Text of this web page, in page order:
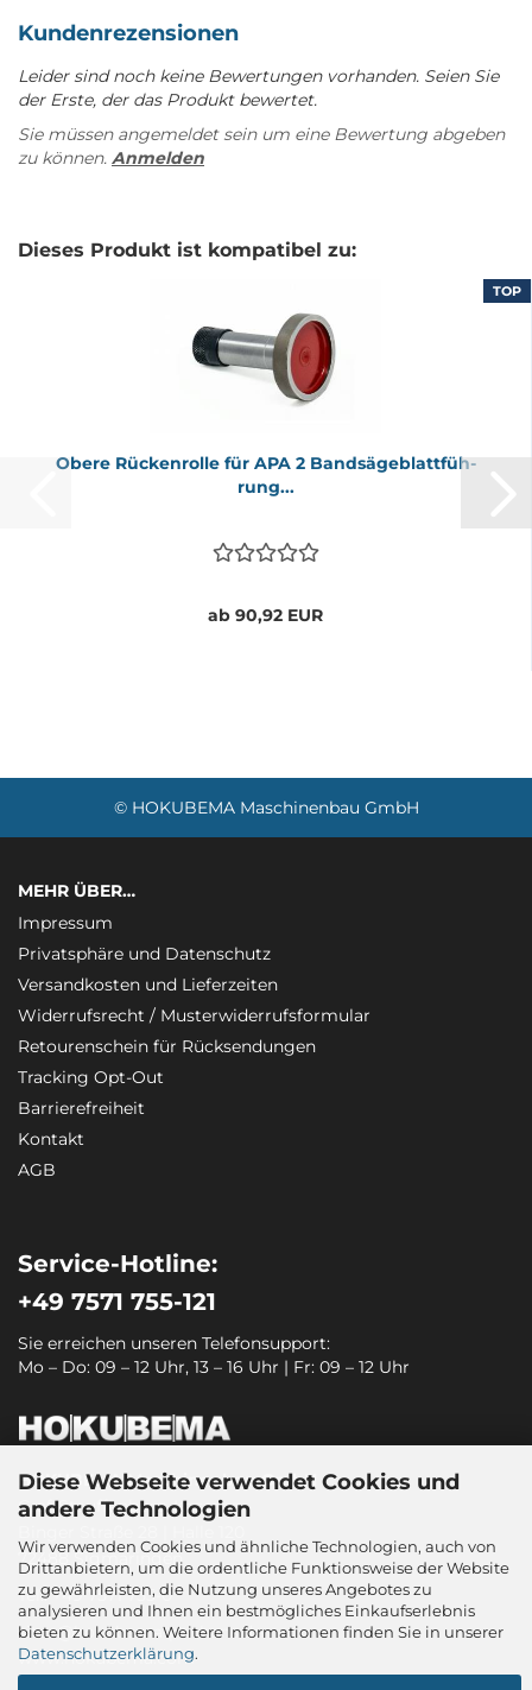
Diese Webseite verwendet Cookies und
andere Technologien
Wir verwenden Cookies und ähnliche Technologien, auch von
Drittanbietern, um die ordentliche Funktionsweise der Website
zu gewährleisten, die Nutzung unseres Angebotes zu
analysieren und Ihnen ein bestmögliches Einkaufserlebnis
bieten zu können. Weitere Informationen finden Sie in unserer
Datenschutzerklärung.
Kundenrezensionen
Leider sind noch keine Bewertungen vorhanden. Seien Sie
der Erste, der das Produkt bewertet.
Sie müssen angemeldet sein um eine Bewertung abgeben
zu können. Anmelden
Dieses Produkt ist kompatibel zu:
TOP
Obere Rü­cken­rol­le für APA 2 Band­sä­ge­blatt­füh­
rung...
ab 90,92 EUR
© HOKUBEMA Maschinenbau GmbH
MEHR ÜBER…
Impressum
Privatsphäre und Datenschutz
Versandkosten und Lieferzeiten
Widerrufsrecht / Musterwiderrufsformular
Retourenschein für Rücksendungen
Tracking Opt-Out
Barrierefreiheit
Kontakt
AGB
Service-Hotline:
+49 7571 755-121
Sie erreichen unseren Telefonsupport:
Mo – Do: 09 – 12 Uhr, 13 – 16 Uhr | Fr: 09 – 12 Uhr
HOKUBEMA Maschinenbau GmbH
Graf-Stauffenberg-Kaserne
72488 Sigmaringen
Tel.: +49 7571 755-0
sitec@hokubema-panhans.de
www.hokubema.com